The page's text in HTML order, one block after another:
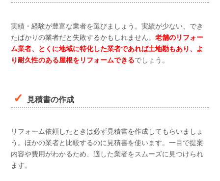
実績・経験が豊富な業者を選びましょう。実績が少ない、でき
たばかりの業者だと失敗するかもしれません。 老舗のリフォー
ム業者、とくに地域に特化した業者であれば土地勘もあり、よ
り耐久性のある屋根をリフォームできるでしょう。
見積書の作成
リフォーム依頼したときは必ず見積書を作成してもらいましょ
う。ほかの業者と比較するのに見積書を使います。一目で提案
内容や費用がわかるため、適した業者をスムーズに見つけられ
ます。